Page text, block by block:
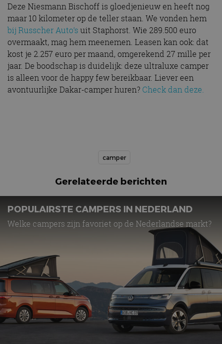
Deze Niesmann Bischoff is gloedjenieuw en heeft nog
maar 10 kilometer op de teller staan. We vonden hem
bij Russcher Auto’s uit Staphorst. Wie 289.500 euro
overmaakt, mag hem meenemen. Leasen kan ook: dat
kost je 2.257 euro per maand, omgerekend 27 mille per
jaar. De boodschap is duidelijk: deze ultraluxe camper
is alleen voor de happy few bereikbaar. Liever een
avontuurlijke Dakar-camper huren? Check dan deze.
camper
Gerelateerde berichten
POPULAIRSTE CAMPERS IN NEDERLAND
Welke campers zijn favoriet op de Nederlandse markt?